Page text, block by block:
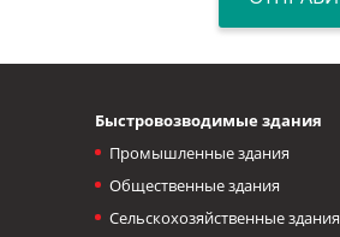
Быстровозводимые здания
Промышленные здания
Общественные здания
Сельскохозяйственные здания